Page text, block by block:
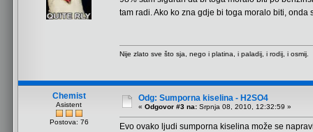
tam radi. Ako ko zna gdje bi toga moralo biti, onda
Nije zlato sve što sja, nego i platina, i paladij, i rodij, i osmij.
Chemist
Asistent
Postova: 76
Odg: Sumporna kiselina - H2SO4
« Odgovor #3 na: Srpnja 08, 2010, 12:32:59 »
Evo ovako ljudi sumporna kiselina može se